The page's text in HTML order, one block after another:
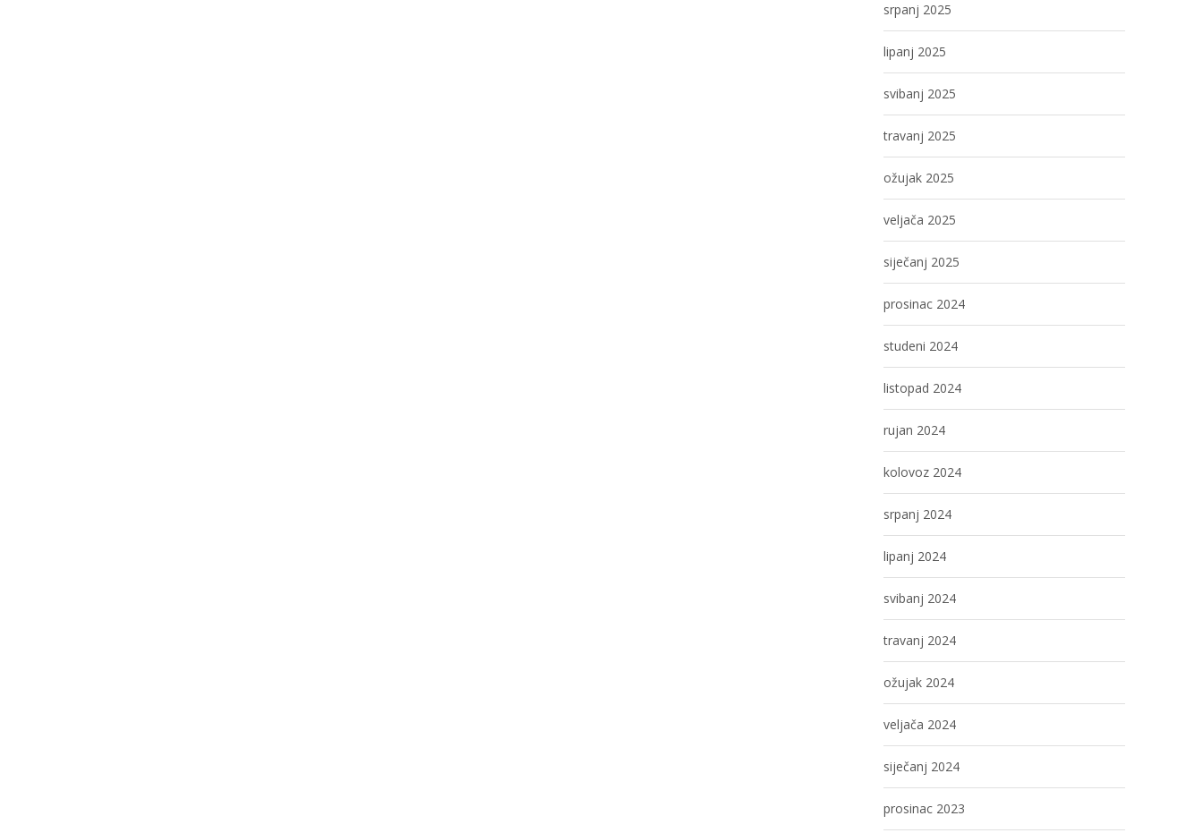
srpanj 2025
lipanj 2025
svibanj 2025
travanj 2025
ožujak 2025
veljača 2025
siječanj 2025
prosinac 2024
studeni 2024
listopad 2024
rujan 2024
kolovoz 2024
srpanj 2024
lipanj 2024
svibanj 2024
travanj 2024
ožujak 2024
veljača 2024
siječanj 2024
prosinac 2023